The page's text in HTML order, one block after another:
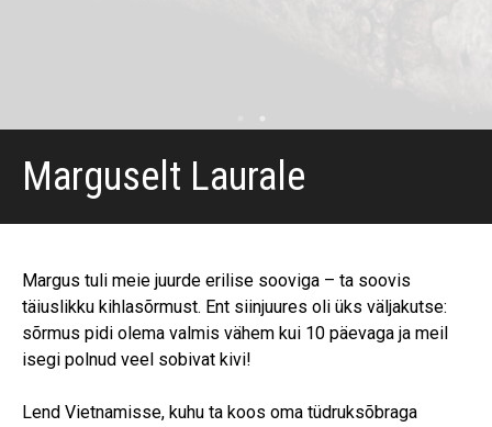
Marguselt Laurale
Margus tuli meie juurde erilise sooviga – ta soovis
täiuslikku kihlasõrmust. Ent siinjuures oli üks väljakutse:
sõrmus pidi olema valmis vähem kui 10 päevaga ja meil
isegi polnud veel sobivat kivi!
Lend Vietnamisse, kuhu ta koos oma tüdruksõbraga